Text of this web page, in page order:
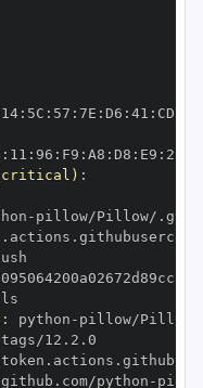
14: 5C : 57 : 7E : D6 : 41 : CD
: 11 : 96 : F9 : A8 : D8 : E9 : 28
(critical) :
-
: python -
python-